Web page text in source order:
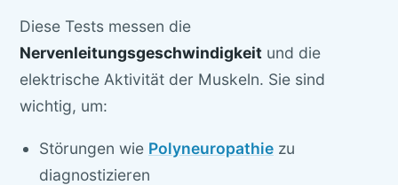
Diese Tests messen die
Nervenleitungsgeschwindigkeit und die
elektrische Aktivität der Muskeln. Sie sind
wichtig, um:
Störungen wie Polyneuropathie zu
diagnostizieren